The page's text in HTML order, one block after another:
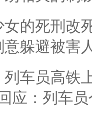
女的死刑改
躲避被害
列车员高铁
应：列车